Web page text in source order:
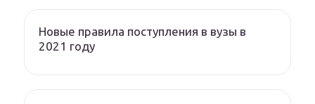
Новые правила поступления в вузы в
2021 году